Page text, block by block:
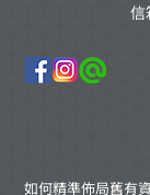
如何精準佈局舊有